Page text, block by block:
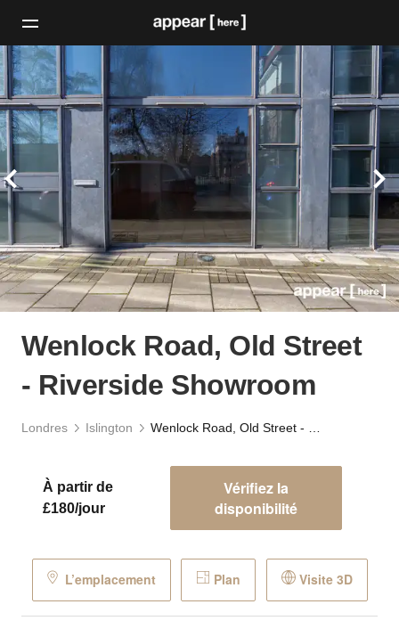
Wenlock Road, Old Street
- Riverside Showroom
Londres Islington
À partir de
£180/jour
Vérifiez la
disponibilité
L’emplacement Plan Visite 3D